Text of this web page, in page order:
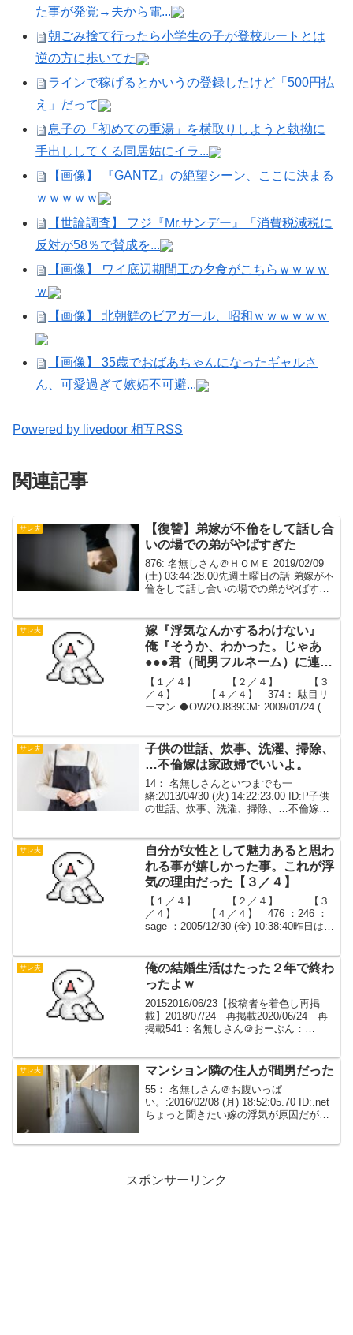
た事が発覚→夫から電...
朝ごみ捨て行ったら小学生の子が登校ルートとは
逆の方に歩いてた
ラインで稼げるとかいうの登録したけど「500円払
え」だって
息子の「初めての重湯」を横取りしようと執拗に
手出ししてくる同居姑にイラ...
【画像】 『GANTZ』の絶望シーン、ここに決まる
ｗｗｗｗｗ
【世論調査】 フジ『Mr.サンデー』「消費税減税に
反対が58％で賛成を...
【画像】 ワイ底辺期間工の夕食がこちらｗｗｗｗ
ｗ
【画像】 北朝鮮のビアガール、昭和ｗｗｗｗｗｗ
【画像】 35歳でおばあちゃんになったギャルさ
ん、可愛過ぎて嫉妬不可避...
Powered by livedoor 相互RSS
関連記事
サレ夫
【復讐】弟嫁が不倫をして話し合
いの場での弟がやばすぎた
876: 名無しさん＠ＨＯＭＥ 2019/02/09
(土) 03:44:28.00先週土曜日の話 弟嫁が不
倫をして話し合いの場での弟がやばすぎ
親、間男、間男両親、弁...
サレ夫
嫁『浮気なんかするわけない』
俺『そうか、わかった。じゃあ
●●●君（間男フルネーム）に連絡
してくれるか？』【２／４】
【１／４】 【２／４】 【３
／４】 【４／４】 374： 駄目リ
ーマン ◆OW2OJ839CM: 2009/01/24 (土)
直別れたいと思ってい...
サレ夫
子供の世話、炊事、洗濯、掃除、
…不倫嫁は家政婦でいいよ。
14： 名無しさんといつまでも一
緒:2013/04/30 (火) 14:22:23.00 ID:P子供
の世話、炊事、洗濯、掃除、…不倫嫁は
業務連絡でOK。こう割り切った...
サレ夫
自分が女性として魅力あると思わ
れる事が嬉しかった事。これが浮
気の理由だった【３／４】
【１／４】 【２／４】 【３
／４】 【４／４】 476 ：246 ：
sage ：2005/12/30 (金) 10:38:40昨日は結
常心を保つ自信が無...
サレ夫
俺の結婚生活はたった２年で終わ
ったよｗ
20152016/06/23【投稿者を着色し再掲
載】2018/07/24 再掲載2020/06/24 再
掲載541：名無しさん＠おーぷん：
生...
サレ夫 マンション隣の住人が間男だった
55： 名無しさん＠お腹いっぱ
い。:2016/02/08 (月) 18:52:05.70 ID:.net
ちょっと聞きたい嫁の浮気が原因だが再
スポンサーリンク